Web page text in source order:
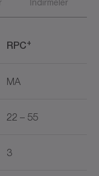
RPC+
MA
22 – 55
3